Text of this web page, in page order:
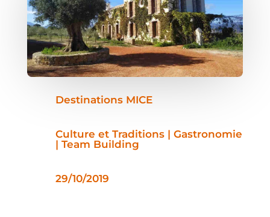
Destinations MICE
Culture et Traditions | Gastronomie
| Team Building
29/10/2019